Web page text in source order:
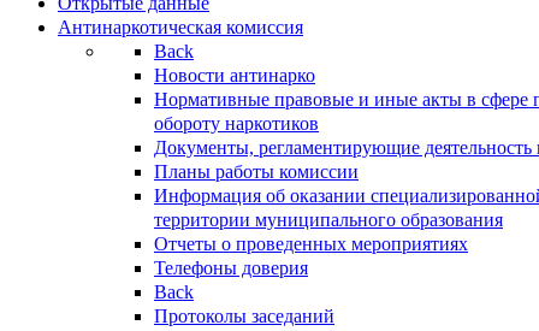
Антинаркотическая комиссия
Back
Новости антинарко
Нормативные правовые и иные акты в сфере
обороту наркотиков
Документы, регламентирующие деятельность
Планы работы комиссии
Информация об оказании
территории муниципального образования
Отчеты о проведенных мероприятиях
Телефоны доверия
Back
Протоколы заседаний